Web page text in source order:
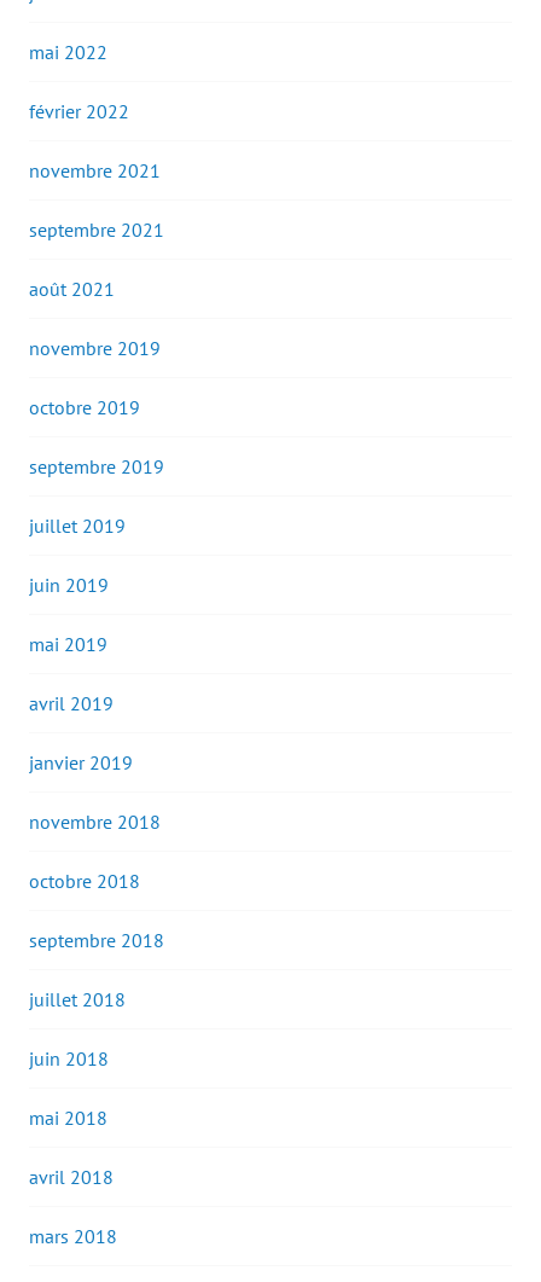
mai 2022
février 2022
novembre 2021
septembre 2021
août 2021
novembre 2019
octobre 2019
septembre 2019
juillet 2019
juin 2019
mai 2019
avril 2019
janvier 2019
novembre 2018
octobre 2018
septembre 2018
juillet 2018
juin 2018
mai 2018
avril 2018
mars 2018